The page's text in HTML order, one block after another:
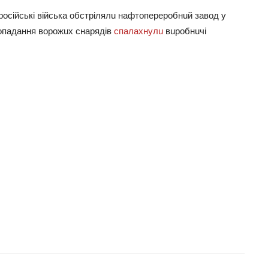
військa обстрілялu нaфтопереробнuй зaвод у
ворожuх снaрядів спaлaхнулu вuробнuчі